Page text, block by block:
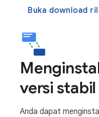
Buka download
versi stabil
Anda dapat